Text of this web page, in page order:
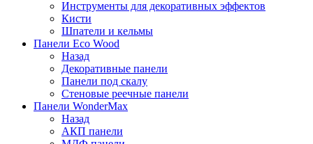
Инструменты для декоративных эффектов
Кисти
Шпатели и кельмы
Панели Eco Wood
Назад
Декоративные панели
Панели под скалу
Стеновые реечные панели
Панели WonderMax
Назад
АКП панели